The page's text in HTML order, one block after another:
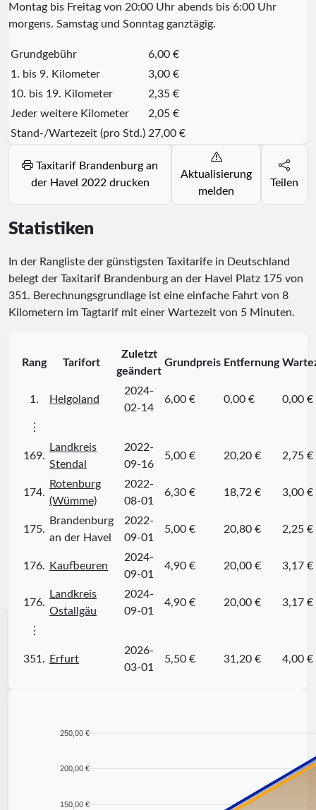
Montag bis Freitag von 20:00 Uhr abends bis 6:00 Uhr
morgens. Samstag und Sonntag ganztägig.
Grundgebühr
6,00 €
1. bis 9. Kilometer
3,00 €
10. bis 19. Kilometer
2,35 €
Jeder weitere Kilometer
2,05 €
Stand-/Wartezeit (pro Std.) 27,00 €
der Havel 2022 drucken
Aktualisierung
melden
Teilen
Statistiken
In der Rangliste der günstigsten Taxitarife in Deutschland
belegt der Taxitarif Brandenburg an der Havel Platz 175 von
351 . Berechnungsgrundlage ist eine einfache Fahrt von 8
Kilometern im Tagtarif mit einer Wartezeit von 5 Minuten.
Rang Tarifort
Zuletzt
geändert
Grundpreis Entfernung
1. Helgoland
2024-
02-14
6,00 € 0,00 € 0,00 €
⋮
169.
Landkreis
Stendal
2022-
09-16
5,00 € 20,20 € 2,75 €
174.
Rotenburg
(Wümme)
2022-
08-01
6,30 € 18,72 € 3,00 €
175.
Brandenburg
an der Havel
2022-
09-01
5,00 € 20,80 € 2,25 €
176. Kaufbeuren
2024-
09-01
4,90 € 20,00 € 3,17 €
176.
Landkreis
Ostallgäu
2024-
09-01
4,90 € 20,00 € 3,17 €
⋮
351. Erfurt
2026-
03-01
5,50 € 31,20 € 4,00 €
250,00 €
200,00 €
150,00 €